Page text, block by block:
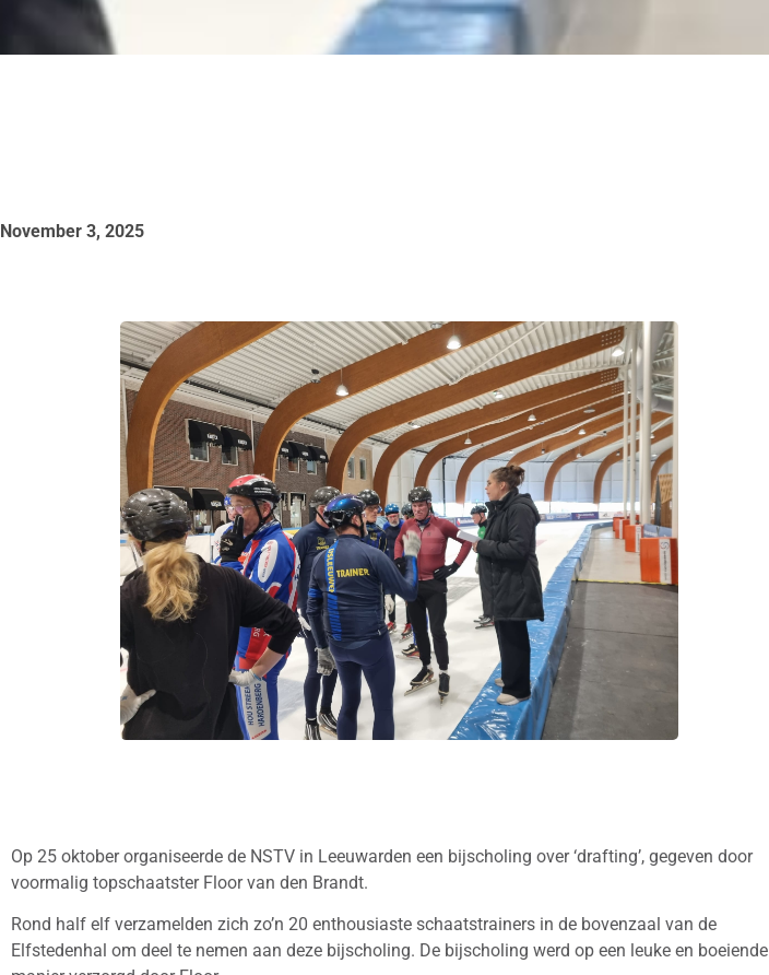
November 3, 2025
Op 25 oktober organiseerde de NSTV in Leeuwarden een bijscholing over ‘drafting’, gegeven door
voormalig topschaatster Floor van den Brandt.
Rond half elf verzamelden zich zo’n 20 enthousiaste schaatstrainers in de bovenzaal van de
Elfstedenhal om deel te nemen aan deze bijscholing. De bijscholing werd op een leuke en boeiende